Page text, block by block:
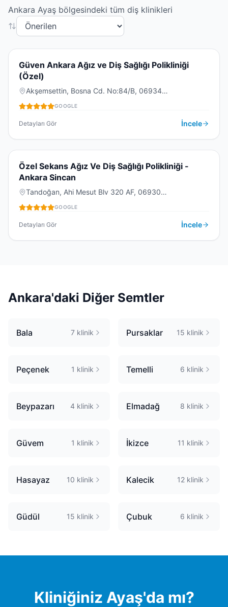
Ankara Ayaş bölgesindeki tüm diş klinikleri
G
DIŞ KLINIĞI
4.7
Güven Ankara Ağız ve Diş Sağlığı Polikliniği
(Özel)
Akşemsettin, Bosna Cd. No:84/B, 06934
Sincan/Ankara, Türkiye
GOOGLE
Detayları Gör İncele
Ö
DIŞ KLINIĞI
Özel Sekans Ağız Ve Diş Sağlığı Polikliniği -
Ankara Sincan
Tandoğan, Ahi Mesut Blv 320 AF, 06930
Sincan/Ankara, Türkiye
GOOGLE
Detayları Gör İncele
Ankara'daki Diğer Semtler
Bala 7 klinik Pursaklar 15 klinik
Peçenek 1 klinik Temelli 6 klinik
Beypazarı 4 klinik Elmadağ 8 klinik
Güvem 1 klinik İkizce 11 klinik
Hasayaz 10 klinik Kalecik 12 klinik
Güdül 15 klinik Çubuk 6 klinik
Kliniğiniz Ayaş'da mı?